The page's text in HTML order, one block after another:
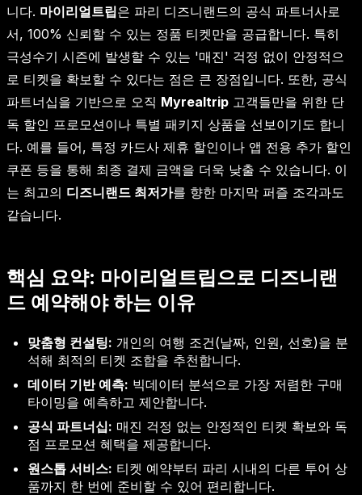
니다. 마이리얼트립은 파리 디즈니랜드의 공식 파트너사로
서, 100% 신뢰할 수 있는 정품 티켓만을 공급합니다. 특히
극성수기 시즌에 발생할 수 있는 '매진' 걱정 없이 안정적으
로 티켓을 확보할 수 있다는 점은 큰 장점입니다. 또한, 공식
파트너십을 기반으로 오직 Myrealtrip 고객들만을 위한 단
독 할인 프로모션이나 특별 패키지 상품을 선보이기도 합니
다. 예를 들어, 특정 카드사 제휴 할인이나 앱 전용 추가 할인
쿠폰 등을 통해 최종 결제 금액을 더욱 낮출 수 있습니다. 이
는 최고의 디즈니랜드 최저가를 향한 마지막 퍼즐 조각과도
같습니다.
핵심 요약: 마이리얼트립으로 디즈니랜
드 예약해야 하는 이유
맞춤형 컨설팅: 개인의 여행 조건(날짜, 인원, 선호)을 분
석해 최적의 티켓 조합을 추천합니다.
데이터 기반 예측: 빅데이터 분석으로 가장 저렴한 구매
타이밍을 예측하고 제안합니다.
공식 파트너십: 매진 걱정 없는 안정적인 티켓 확보와 독
점 프로모션 혜택을 제공합니다.
원스톱 서비스: 티켓 예약부터 파리 시내의 다른 투어 상
품까지 한 번에 준비할 수 있어 편리합니다.